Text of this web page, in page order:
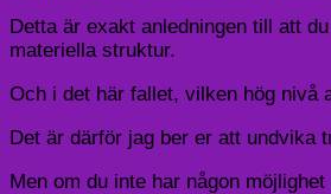
Detta är exakt anledningen till att
materiella struktur.
Och i det här fallet, vilken hög nivå
Det är därför jag ber er att undvika
Men om du inte har någon